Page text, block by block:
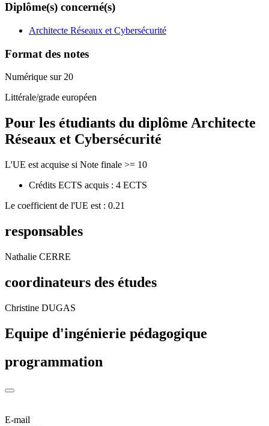
Diplôme(s) concerné(s)
Architecte Réseaux et Cybersécurité
Format des notes
Numérique sur 20
Littérale/grade européen
Pour les étudiants du diplôme Architecte
Réseaux et Cybersécurité
L'UE est acquise si Note finale >= 10
Crédits ECTS acquis : 4 ECTS
Le coefficient de l'UE est : 0.21
responsables
Nathalie CERRE
coordinateurs des études
Christine DUGAS
Equipe d'ingénierie pédagogique
programmation
E-mail